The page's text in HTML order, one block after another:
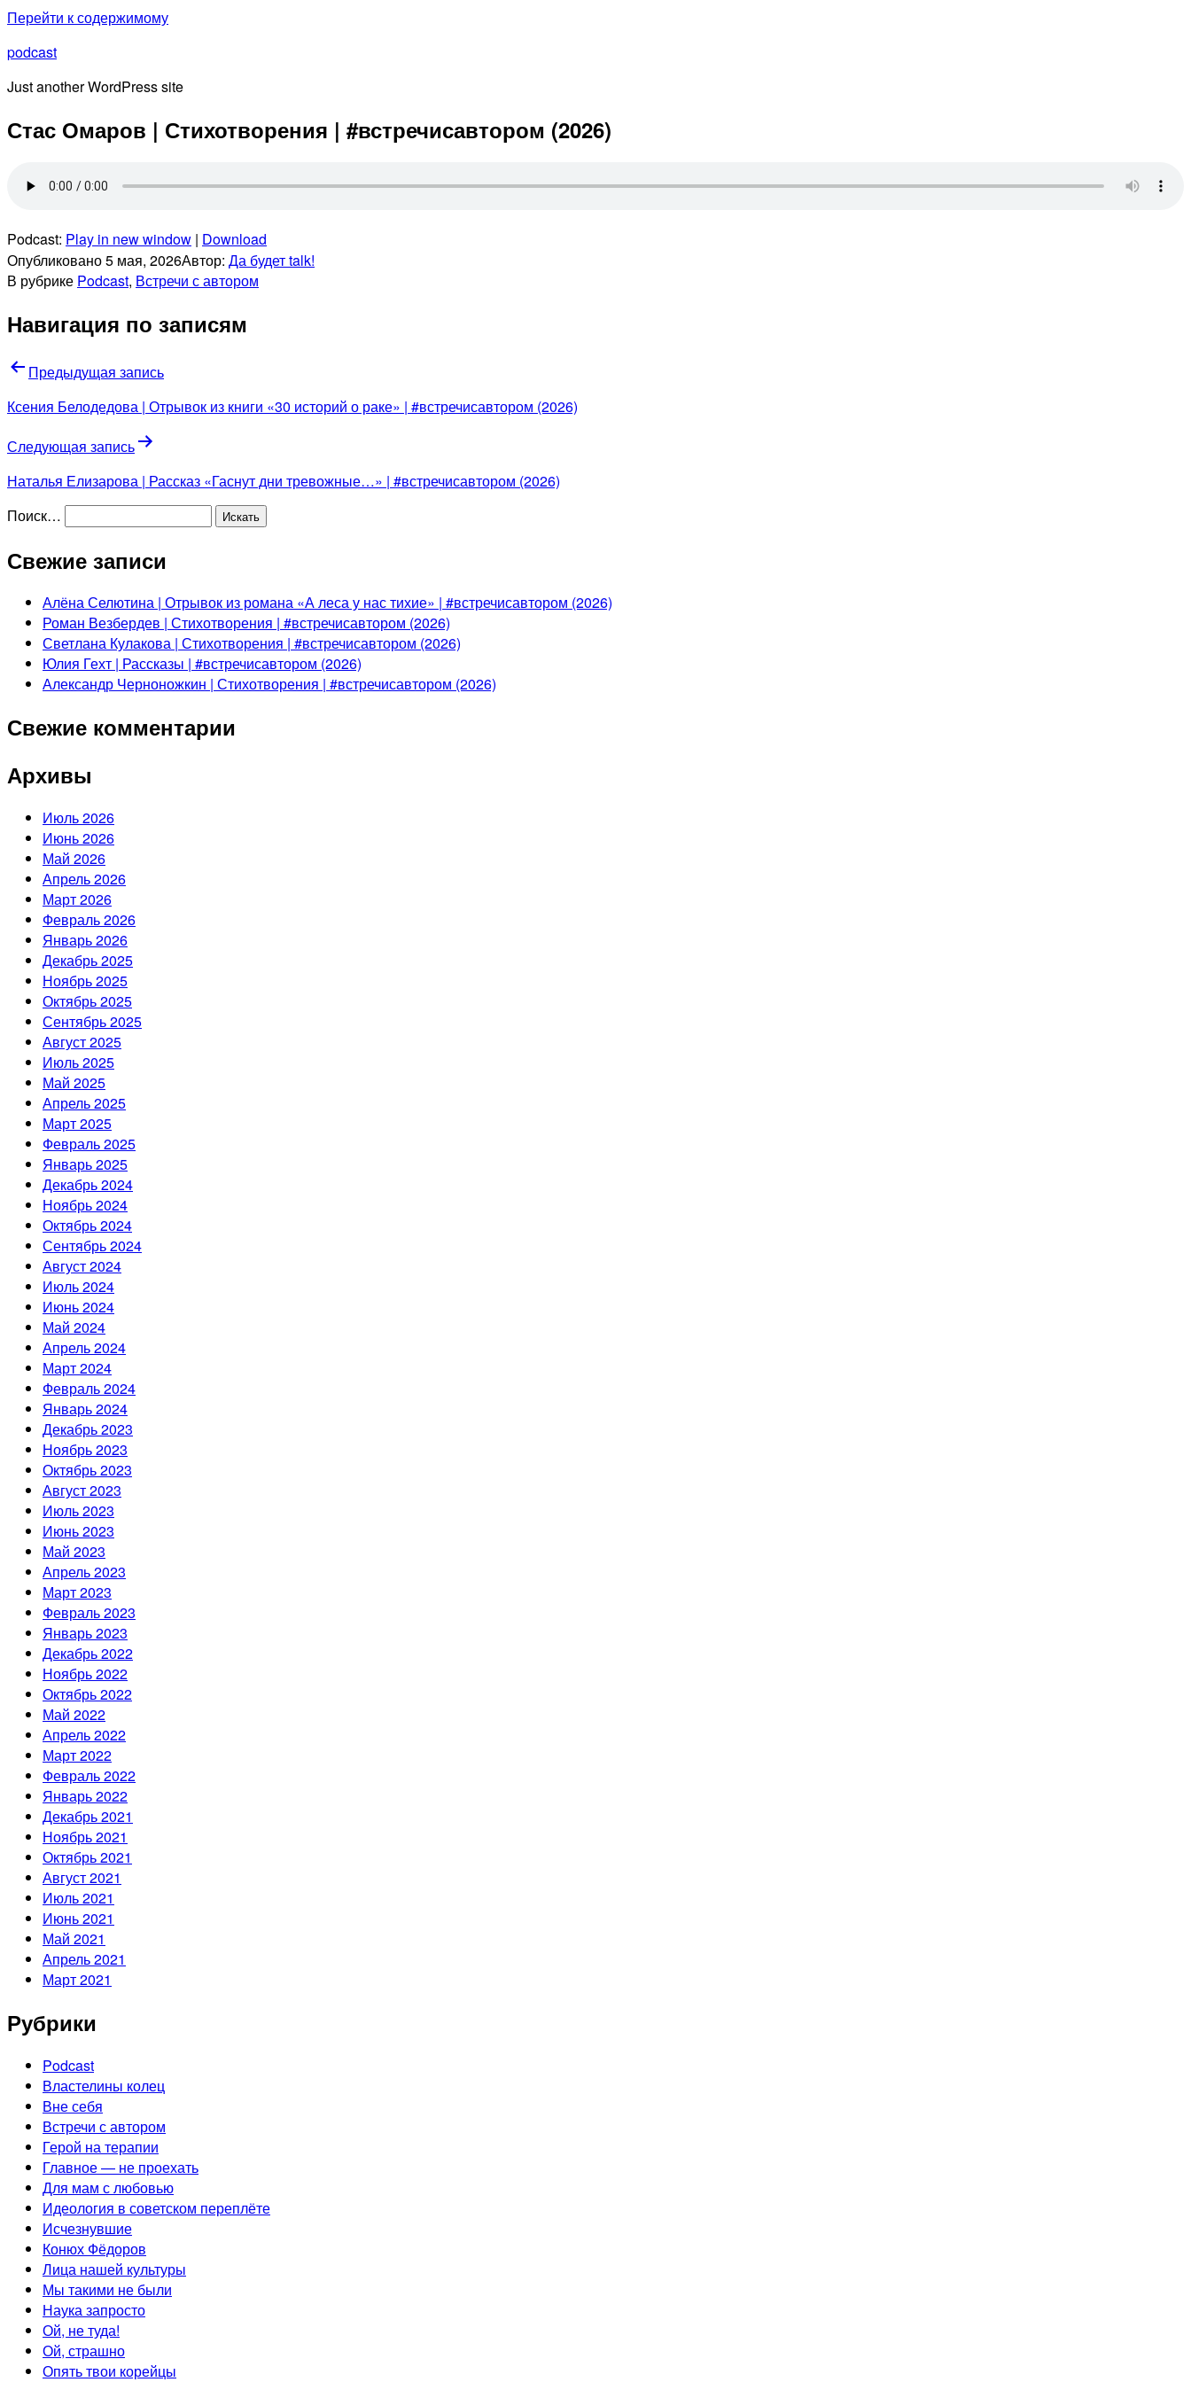
Перейти к содержимому
podcast
Just another WordPress site
Стас Омаров | Стихотворения | #встречисавтором (2026)
Podcast: Play in new window | Download
Опубликовано5 мая, 2026Автор: Да будет talk!
В рубрике Podcast, Встречи с автором
Навигация по записям
Предыдущая запись
Ксения Белодедова | Отрывок из книги «30 историй о раке» | #встречисавтором (2026)
Следующая запись
Наталья Елизарова | Рассказ «Гаснут дни тревожные…» | #встречисавтором (2026)
Поиск…
Свежие записи
Алёна Селютина | Отрывок из романа «А леса у нас тихие» | #встречисавтором (2026)
Роман Везбердев | Стихотворения | #встречисавтором (2026)
Светлана Кулакова | Стихотворения | #встречисавтором (2026)
Юлия Гехт | Рассказы | #встречисавтором (2026)
Александр Черноножкин | Стихотворения | #встречисавтором (2026)
Свежие комментарии
Архивы
Июль 2026
Июнь 2026
Май 2026
Апрель 2026
Март 2026
Февраль 2026
Январь 2026
Декабрь 2025
Ноябрь 2025
Октябрь 2025
Сентябрь 2025
Август 2025
Июль 2025
Май 2025
Апрель 2025
Март 2025
Февраль 2025
Январь 2025
Декабрь 2024
Ноябрь 2024
Октябрь 2024
Сентябрь 2024
Август 2024
Июль 2024
Июнь 2024
Май 2024
Апрель 2024
Март 2024
Февраль 2024
Январь 2024
Декабрь 2023
Ноябрь 2023
Октябрь 2023
Август 2023
Июль 2023
Июнь 2023
Май 2023
Апрель 2023
Март 2023
Февраль 2023
Январь 2023
Декабрь 2022
Ноябрь 2022
Октябрь 2022
Май 2022
Апрель 2022
Март 2022
Февраль 2022
Январь 2022
Декабрь 2021
Ноябрь 2021
Октябрь 2021
Август 2021
Июль 2021
Июнь 2021
Май 2021
Апрель 2021
Март 2021
Рубрики
Podcast
Властелины колец
Вне себя
Встречи с автором
Герой на терапии
Главное — не проехать
Для мам с любовью
Идеология в советском переплёте
Исчезнувшие
Конюх Фёдоров
Лица нашей культуры
Мы такими не были
Наука запросто
Ой, не туда!
Ой, страшно
Опять твои корейцы